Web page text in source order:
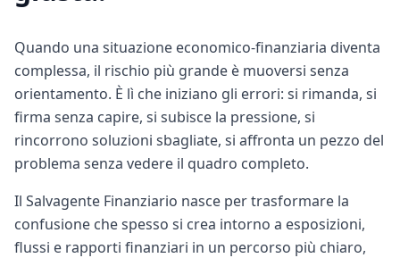
Quando una situazione economico-finanziaria diventa
complessa, il rischio più grande è muoversi senza
orientamento. È lì che iniziano gli errori: si rimanda, si
firma senza capire, si subisce la pressione, si
rincorrono soluzioni sbagliate, si affronta un pezzo del
problema senza vedere il quadro completo.
Il Salvagente Finanziario nasce per trasformare la
confusione che spesso si crea intorno a esposizioni,
flussi e rapporti finanziari in un percorso più chiaro,